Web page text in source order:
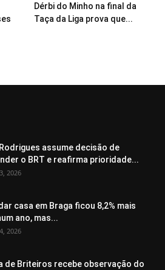
Dérbi do Minho na final da
Taça da Liga prova que...
assume decisão de
o BRT e reafirma prioridade...
2026
casa em Braga ficou 8,2% mais
ano, mas...
2026
de Briteiros recebe observação do